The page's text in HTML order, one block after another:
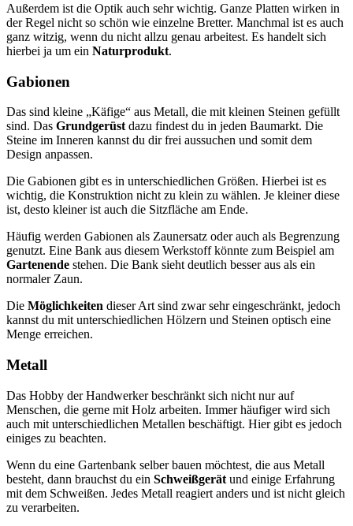
Außerdem ist die Optik auch sehr wichtig. Ganze Platten wirken in
der Regel nicht so schön wie einzelne Bretter. Manchmal ist es auch
ganz witzig, wenn du nicht allzu genau arbeitest. Es handelt sich
hierbei ja um ein Naturprodukt.
Gabionen
Das sind kleine „Käfige“ aus Metall, die mit kleinen Steinen gefüllt
sind. Das Grundgerüst dazu findest du in jeden Baumarkt. Die
Steine im Inneren kannst du dir frei aussuchen und somit dem
Design anpassen.
Die Gabionen gibt es in unterschiedlichen Größen. Hierbei ist es
wichtig, die Konstruktion nicht zu klein zu wählen. Je kleiner diese
ist, desto kleiner ist auch die Sitzfläche am Ende.
Häufig werden Gabionen als Zaunersatz oder auch als Begrenzung
genutzt. Eine Bank aus diesem Werkstoff könnte zum Beispiel am
Gartenende stehen. Die Bank sieht deutlich besser aus als ein
normaler Zaun.
Die Möglichkeiten dieser Art sind zwar sehr eingeschränkt, jedoch
kannst du mit unterschiedlichen Hölzern und Steinen optisch eine
Menge erreichen.
Metall
Das Hobby der Handwerker beschränkt sich nicht nur auf
Menschen, die gerne mit Holz arbeiten. Immer häufiger wird sich
auch mit unterschiedlichen Metallen beschäftigt. Hier gibt es jedoch
einiges zu beachten.
Wenn du eine Gartenbank selber bauen möchtest, die aus Metall
besteht, dann brauchst du ein Schweißgerät und einige Erfahrung
mit dem Schweißen. Jedes Metall reagiert anders und ist nicht gleich
zu verarbeiten.